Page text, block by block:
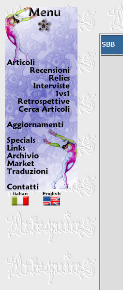
SBB
Italian English